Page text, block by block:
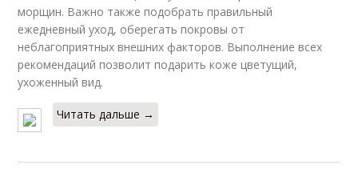
морщин. Важно также подобрать правильный
ежедневный уход, оберегать покровы от
неблагоприятных внешних факторов. Выполнение всех
рекомендаций позволит подарить коже цветущий,
ухоженный вид.
Читать дальше →